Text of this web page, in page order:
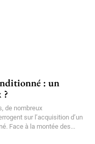
: un
?
de nombreux
sur l’acquisition d’un
Face à la montée des...